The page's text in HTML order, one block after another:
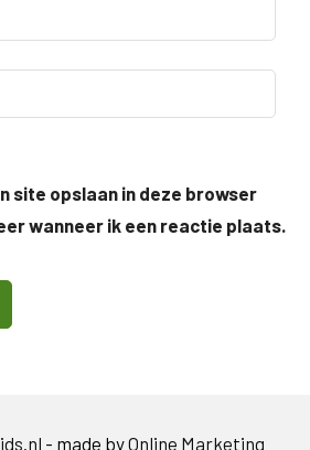
site opslaan in deze browser
wanneer ik een reactie plaats.
- made byOnline Marketing